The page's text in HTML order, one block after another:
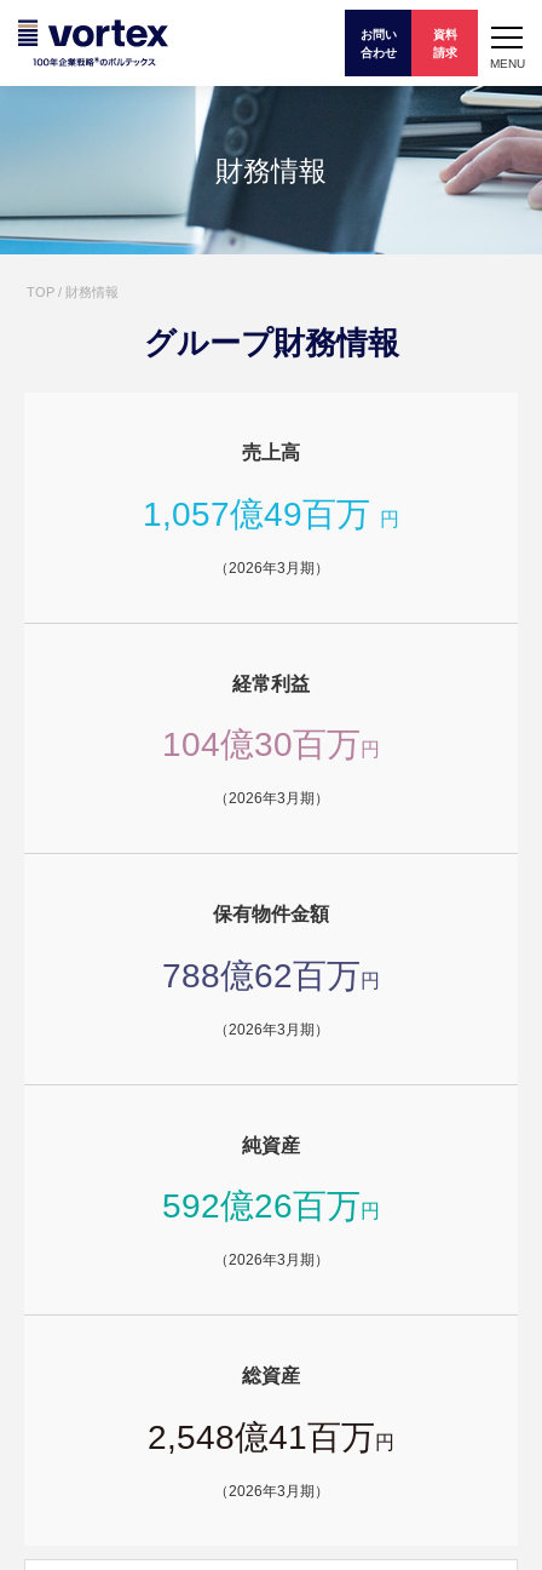
お問い
合わせ
資料
請求
MENU
財務情報
TOP / 財務情報
グループ財務情報
売上高
1,057億49百万 円
（2026年3月期）
経常利益
104億30百万円
（2026年3月期）
保有物件金額
788億62百万円
（2026年3月期）
純資産
592億26百万円
（2026年3月期）
総資産
2,548億41百万円
（2026年3月期）